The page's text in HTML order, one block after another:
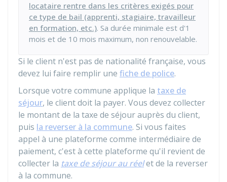
locataire rentre dans les critères exigés pour
ce type de bail (apprenti, stagiaire, travailleur
en formation, etc.). Sa durée minimale est d'1
mois et de 10 mois maximum, non renouvelable.
Si le client n'est pas de nationalité française, vous
devez lui faire remplir une fiche de police.
Lorsque votre commune applique la taxe de
séjour, le client doit la payer. Vous devez collecter
le montant de la taxe de séjour auprès du client,
puis la reverser à la commune. Si vous faites
appel à une plateforme comme intermédiaire de
paiement, c'est à cette plateforme qu'il revient de
collecter la taxe de séjour au réelet de la reverser
à la commune.